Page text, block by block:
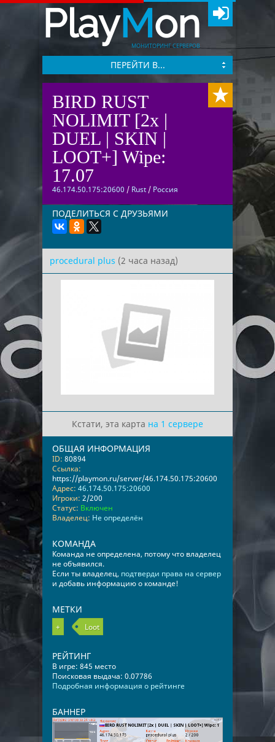
PlayMon
МОНИТОРИНГ СЕРВЕРОВ
ПЕРЕЙТИ В...
BIRD RUST
NOLIMIT [2x |
DUEL | SKIN |
LOOT+] Wipe:
17.07
46.174.50.175:20600 / Rust / Россия
ПОДЕЛИТЬСЯ С ДРУЗЬЯМИ
procedural plus (2 часа назад)
Кстати, эта карта на 1 сервере
ОБЩАЯ ИНФОРМАЦИЯ
ID: 80894
Ссылка:
https://playmon.ru/server/46.174.50.175:20600
Адрес: 46.174.50.175:20600
Игроки: 2/200
Статус: Включен
Владелец: Не определён
КОМАНДА
Команда не определена, потому что владелец
не объявился.
Если ты владелец, подтверди права на сервер
и добавь информацию о команде!
МЕТКИ
+ Loot
РЕЙТИНГ
В игре: 845 место
Поисковая выдача: 0.07786
Подробная информация о рейтинге
БАННЕР